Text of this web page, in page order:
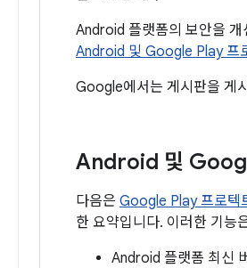
Android 플랫폼의 보안을
Android 및 Google Play 프
Google에서는 게시판을 게
Android 및
다음은 Google Play 프로텍
한 요약입니다. 이러한 기능
Android 플랫폼 최신